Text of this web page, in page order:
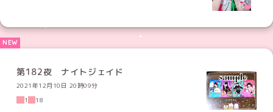
第182夜 ナイトジェイド
2021年12月10日 20時09分
1
18